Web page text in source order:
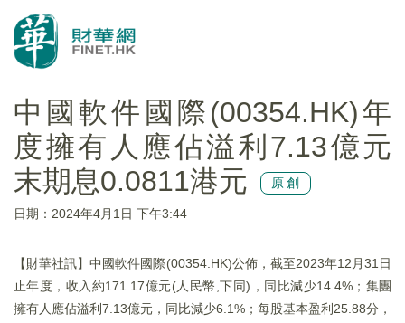
中國軟件國際(00354.HK)年
度擁有人應佔溢利7.13億元
末期息0.0811港元
原創
日期：2024年4月1日 下午3:44
【財華社訊】中國軟件國際(00354.HK)公佈，截至2023年12月31日
止年度，收入約171.17億元(人民幣,下同)，同比減少14.4%；集團
擁有人應佔溢利7.13億元，同比減少6.1%；每股基本盈利25.88分，